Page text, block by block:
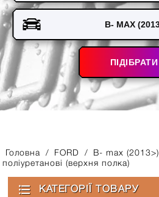
ПІДІБРАТИ
Головна / FORD / B- max (2013>)
поліуретанові (верхня полка)
КАТЕГОРІЇ ТОВАРУ